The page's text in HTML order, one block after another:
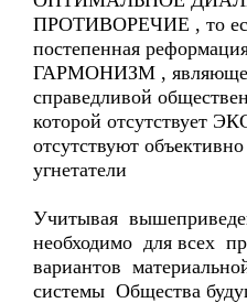
ПРОТИВОРЕЧИЕ , то
постепенная
ГАРМОНИЗМ ,
справедливой
которой отсутствует
отсутствуют
угнетатели
Учитывая
необходимо для всех
вариантов
системы Общества